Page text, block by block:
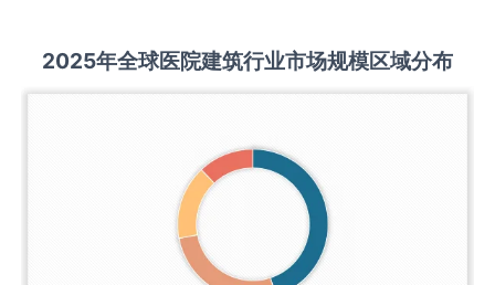
2025年全球医院建筑行业市场规模区域分布